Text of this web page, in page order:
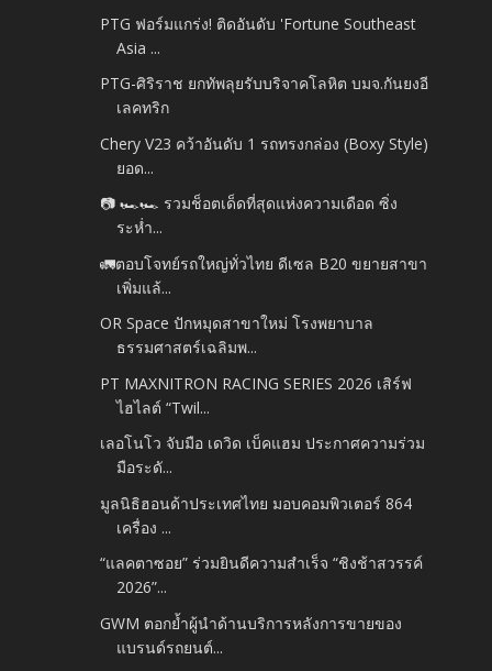
PTG ฟอร์มแกร่ง! ติดอันดับ 'Fortune Southeast
Asia ...
PTG-ศิริราช ยกทัพลุยรับบริจาคโลหิต บมจ.กันยงอี
เลคทริก
Chery V23 คว้าอันดับ 1 รถทรงกล่อง (Boxy Style)
ยอด...
📷 🏎️🏎️ รวมช็อตเด็ดที่สุดแห่งความเดือด ซิ่ง
ระห่ำ...
🚛ตอบโจทย์รถใหญ่ทั่วไทย ดีเซล B20 ขยายสาขา
เพิ่มแล้...
OR Space ปักหมุดสาขาใหม่ โรงพยาบาล
ธรรมศาสตร์เฉลิมพ...
PT MAXNITRON RACING SERIES 2026 เสิร์ฟ
ไฮไลต์ “Twil...
เลอโนโว จับมือ เดวิด เบ็คแฮม ประกาศความร่วม
มือระดั...
มูลนิธิฮอนด้าประเทศไทย มอบคอมพิวเตอร์ 864
เครื่อง ...
“แลคตาซอย” ร่วมยินดีความสำเร็จ “ชิงช้าสวรรค์
2026”...
GWM ตอกย้ำผู้นำด้านบริการหลังการขายของ
แบรนด์รถยนต์...